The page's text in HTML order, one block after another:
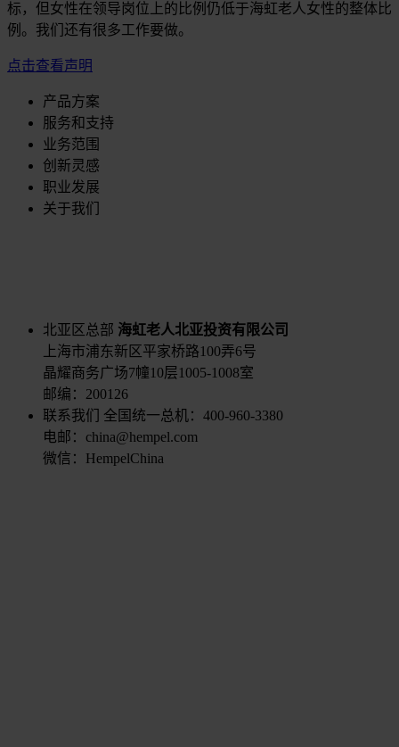
标，但女性在领导岗位上的比例仍低于海虹老人女性的整体比
例。我们还有很多工作要做。
点击查看声明
产品方案
服务和支持
业务范围
创新灵感
职业发展
关于我们
北亚区总部 海虹老人北亚投资有限公司
上海市浦东新区平家桥路100弄6号
晶耀商务广场7幢10层1005-1008室
邮编：200126
联系我们
全国统一总机：400-960-3380
电邮：china@hempel.com
微信：HempelChina